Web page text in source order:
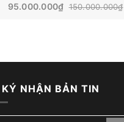
95.000.000₫ 150.000.000₫
NHẬN BẢN TIN